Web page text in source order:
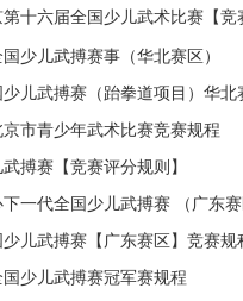
十六届全国少儿武术比赛【竞赛
国少儿武搏赛事（华北赛区）
武搏赛（跆拳道项目）华北赛区【竞赛
京市青少年武术比赛竞赛规程
搏赛【竞赛评分规则】
代全国少儿武搏赛 （广东赛区）武术比赛【竞赛
少儿武搏赛【广东赛区】竞赛规
国少儿武搏赛冠军赛规程